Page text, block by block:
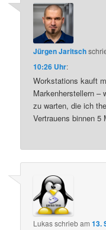
Jürgen Jaritsch
10:26 Uhr:
Workstations kauft
Markenherstellern –
zu warten, die ich
Vertrauens binnen 5
Lukasschriebam13.